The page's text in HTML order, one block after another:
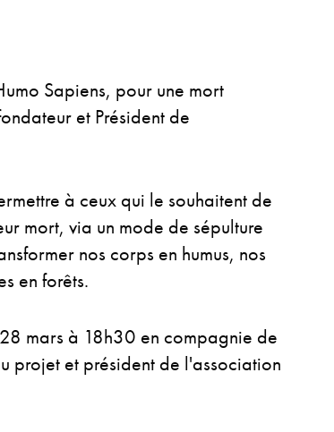
Sapiens, pour une mort
et Président de
à ceux qui le souhaitent de
mort, via un mode de sépulture
nos corps en humus, nos
en forêts.
mars à 18h30 en compagnie de
projet et président de l'association